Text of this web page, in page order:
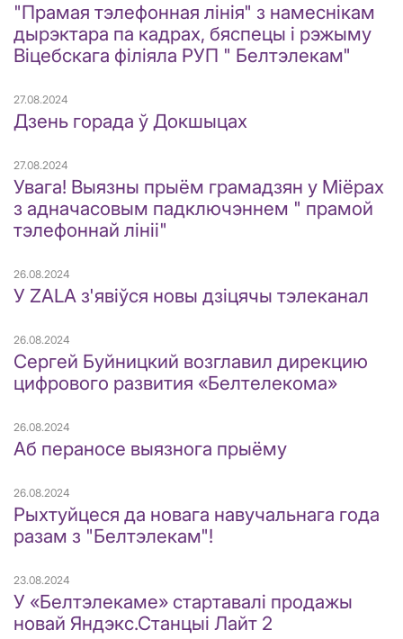
"Прамая тэлефонная лінія" з намеснікам
дырэктара па кадрах, бяспецы і рэжыму
Віцебскага філіяла РУП " Белтэлекам"
27.08.2024
Дзень горада ў Докшыцах
27.08.2024
Увага! Выязны прыём грамадзян у Міёрах
з адначасовым падключэннем " прамой
тэлефоннай лініі"
26.08.2024
У ZALA з'явіўся новы дзіцячы тэлеканал
26.08.2024
Сергей Буйницкий возглавил дирекцию
цифрового развития «Белтелекома»
26.08.2024
Аб пераносе выязнога прыёму
26.08.2024
Рыхтуйцеся да новага навучальнага года
разам з "Белтэлекам"!
23.08.2024
У «Белтэлекаме» стартавалі продажы
новай Яндэкс.Станцыі Лайт 2